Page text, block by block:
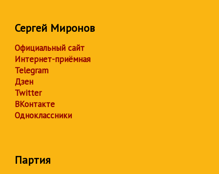
Сергей Миронов
Официальный сайт
Интернет-приёмная
Telegram
Дзен
Twitter
ВКонтакте
Одноклассники
Партия